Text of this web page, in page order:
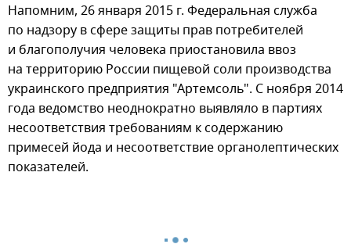
Напомним, 26 января 2015 г. Федеральная служба
по надзору в сфере защиты прав потребителей
и благополучия человека приостановила ввоз
на территорию России пищевой соли производства
украинского предприятия "Артемсоль". С ноября 2014
года ведомство неоднократно выявляло в партиях
несоответствия требованиям к содержанию
примесей йода и несоответствие органолептических
показателей.